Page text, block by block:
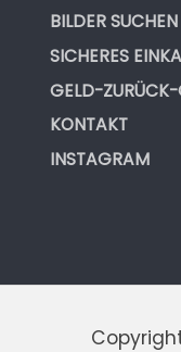
BILDER SUCHEN
SICHERES
GELD-
KONTAKT
INSTAGRAM